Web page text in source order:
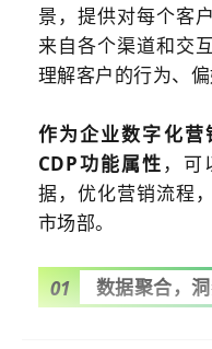
景，提供对每个客
来自各个渠道和交
理解客户的行为、偏
作为企业数字化营
CDP功能属性 ，可
据，优化营销流程
市场部。
01
数据聚合，